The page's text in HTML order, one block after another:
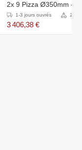
2x 9 Pizza Ø350mm -
1500x1314x745(h)mm
1-3 jours ouvrés 2
3 406,38 €